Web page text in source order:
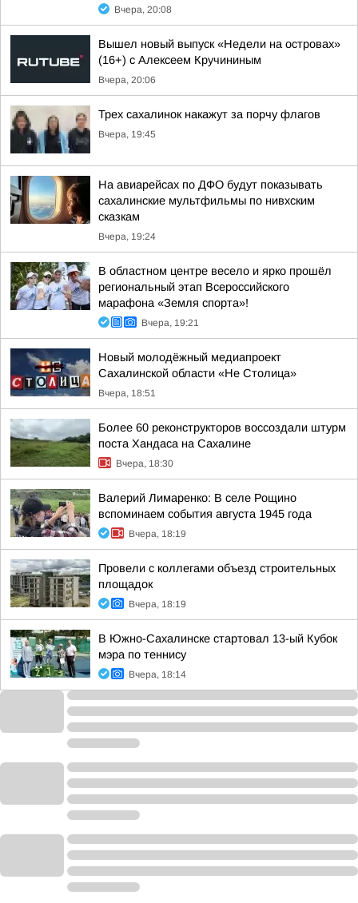
Вчера, 20:08
Вышел новый выпуск «Недели на островах»
(16+) с Алексеем Кручининым
Вчера, 20:06
Трех сахалинок накажут за порчу флагов
Вчера, 19:45
На авиарейсах по ДФО будут показывать
сахалинские мультфильмы по нивхским
сказкам
Вчера, 19:24
В областном центре весело и ярко прошёл
региональный этап Всероссийского
марафона «Земля спорта»!
Вчера, 19:21
Новый молодёжный медиапроект
Сахалинской области «Не Столица»
Вчера, 18:51
Более 60 реконструкторов воссоздали штурм
поста Хандаса на Сахалине
Вчера, 18:30
Валерий Лимаренко: В селе Рощино
вспоминаем события августа 1945 года
Вчера, 18:19
Провели с коллегами объезд строительных
площадок
Вчера, 18:19
В Южно-Сахалинске стартовал 13-ый Кубок
мэра по теннису
Вчера, 18:14